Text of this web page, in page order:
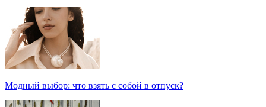
Модный выбор: что взять с собой в отпуск?